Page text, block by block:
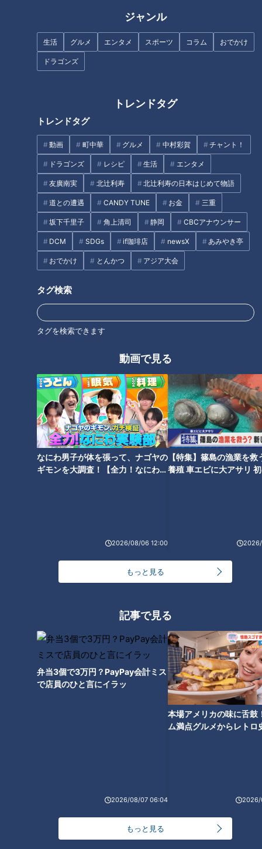
ジャンル
生活 グルメ エンタメ スポーツ コラム おでかけ
ドラゴンズ
トレンドタグ
トレンドタグ
動画 町中華 グルメ 中村彩賀 チャント！
ドラゴンズ レシピ 生活 エンタメ
友廣南実 北辻利寿 北辻利寿の日本はじめて物語
道との遭遇 CANDY TUNE お金 三重
坂下千里子 角上清司 静岡 CBCアナウンサー
DCM SDGs if珈琲店 newsX あみやき亭
おでかけ とんかつ アジア大会
タグ検索
タグを検索できます
動画で見る
なにわ男子が体を張って、ナゴヤの
ギモンを大調査！【全力！なにわ実
2026/08/06 12:00
【特集】篠島の漁業を救
養殖 車エビに大アサリ
もっと見る
記事で見る
弁当3個で3万円？PayPay会計ミス
で店員のひと言にイラッ
2026/08/07 06:04
本場アメリカの味に舌鼓
ム満点グルメからレトロ
2026/
もっと見る
北海道“幻の国道”と言われた
「国道231号」“陸の孤島”と呼ば
れた雄冬の交通手段とは
国内有数のソープランド街“金津
呼び名は天狗伝説が由来！？岐
阜県にある「越中街道」の「高
崖道」の謎を解明！
北海道「野付半島」の先端にあ
る“謎の遺跡”の正体とは 知ら
れざる歴史を道から紐解く旅
タグ
エンタメ ミキ 北海道 道との遭遇
オススメ関連コンテンツ
国道なのに超危険！？走行困難
な日本三大酷道「国道157
号」 激レア標識「40高中」＆
路上河川「洗い越し」も
中国道沿いの正体不明のトンネ
ルはなぜ造られた？【地図にも
載らない道】の謎を解明！
の廃道 山梨県“中央道”の側道
に残る旧本線とは
ランキング